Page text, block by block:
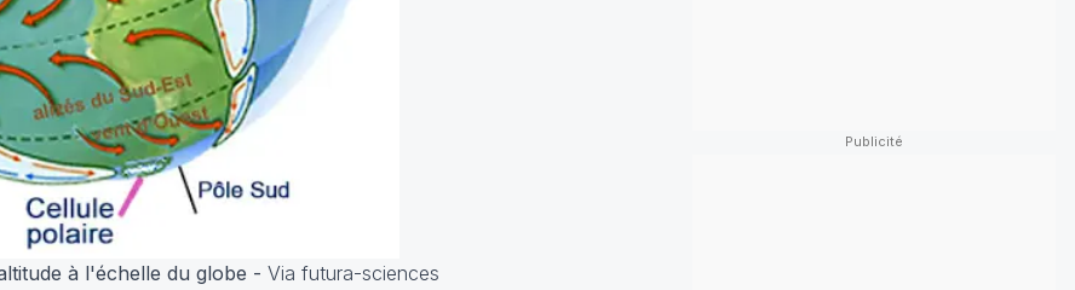
à l'échelle du globe - Via futura-sciences